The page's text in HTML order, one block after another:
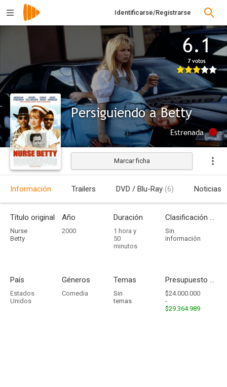
Identificarse/Registrarse
6.1
7 votos
Persiguiendo a Betty
Estrenada
Marcar ficha
Información Trailers DVD / Blu-Ray (6) Noticias
Título original
Nurse
Betty
Año
2000
Duración
1 hora y
50
minutos
Clasificación por edades
Sin
información
País
Estados
Unidos
Géneros
Comedia
Temas
Sin
temas
Presupuesto - Ingresos
$24.000.000
-
$29.364.989